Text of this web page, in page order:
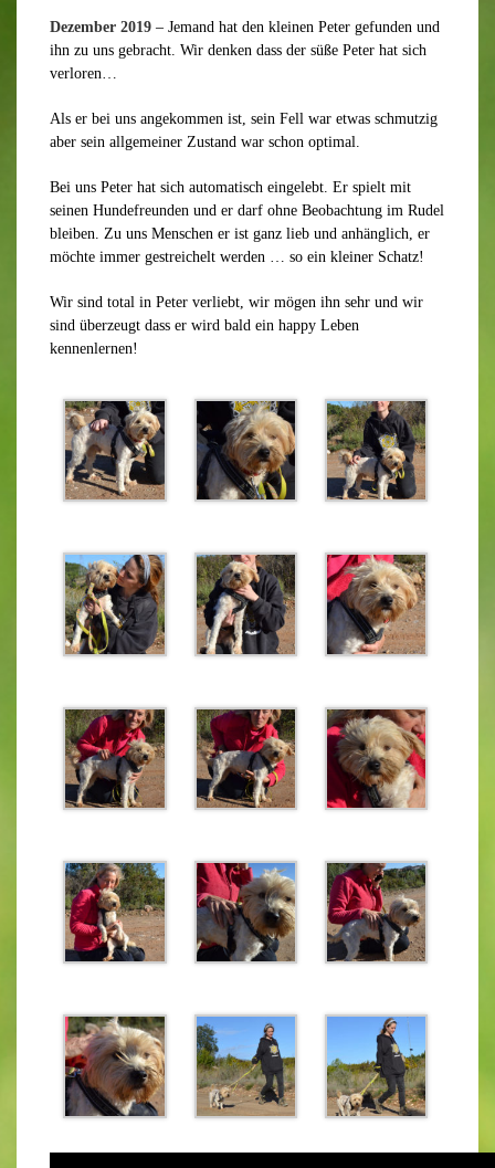
Dezember 2019 – Jemand hat den kleinen Peter gefunden und
ihn zu uns gebracht. Wir denken dass der süße Peter hat sich
verloren…
Als er bei uns angekommen ist, sein Fell war etwas schmutzig
aber sein allgemeiner Zustand war schon optimal.
Bei uns Peter hat sich automatisch eingelebt. Er spielt mit
seinen Hundefreunden und er darf ohne Beobachtung im Rudel
bleiben. Zu uns Menschen er ist ganz lieb und anhänglich, er
möchte immer gestreichelt werden … so ein kleiner Schatz!
Wir sind total in Peter verliebt, wir mögen ihn sehr und wir
sind überzeugt dass er wird bald ein happy Leben
kennenlernen!